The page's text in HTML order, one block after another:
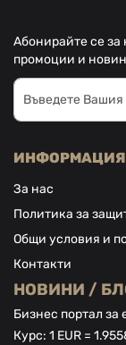
Абонирайте се
промоции и
Абонирай
се
за
е-
Общи
ИНФОРМАЦИЯ
За нас
Политика за
Общи условия и
Контакти
НОВИНИ /
Бизнес портал
Курс: 1 EUR =